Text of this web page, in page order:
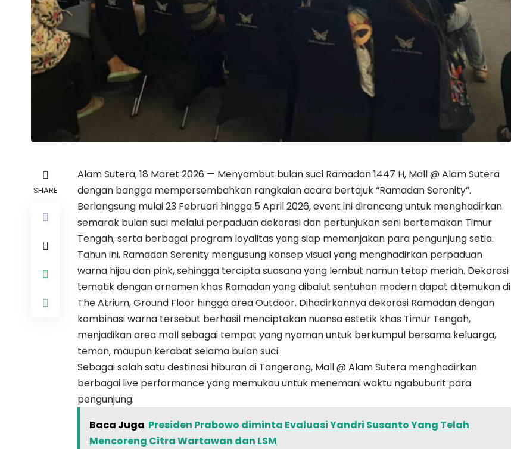
SHARE
Alam Sutera, 18 Maret 2026 — Menyambut bulan suci Ramadan 1447 H, Mall @ Alam Sutera
dengan bangga mempersembahkan rangkaian acara bertajuk “Ramadan Serenity”.
Berlangsung mulai 23 Februari hingga 5 April 2026, event ini dirancang untuk menghadirkan
semarak bulan suci melalui perpaduan dekorasi dan pertunjukan seni bertemakan Timur
Tengah, serta berbagai program loyalitas yang siap memanjakan para pengunjung setia.
Tahun ini, Ramadan Serenity mengusung konsep visual yang menghadirkan perpaduan
warna hijau dan pink, sehingga tercipta suasana yang lembut namun tetap meriah. Dekorasi
tematik dengan ornamen khas Ramadan yang dibalut sentuhan modern dapat ditemukan di
The Atrium, Ground Floor hingga area Outdoor. Dihadirkannya dekorasi Ramadan dengan
kombinasi warna tersebut berhasil menciptakan nuansa estetik khas Timur Tengah,
menjadikan area mall sebagai tempat yang nyaman untuk berkumpul bersama keluarga,
teman, maupun kerabat selama bulan suci.
Sebagai salah satu destinasi hiburan di Tangerang, Mall @ Alam Sutera menghadirkan
berbagai live performance yang memukau untuk menemani waktu ngabuburit para
pengunjung:
Baca Juga Presiden Prabowo diminta Evaluasi Yandri Susanto Yang Telah
Mencoreng Citra Wartawan dan LSM